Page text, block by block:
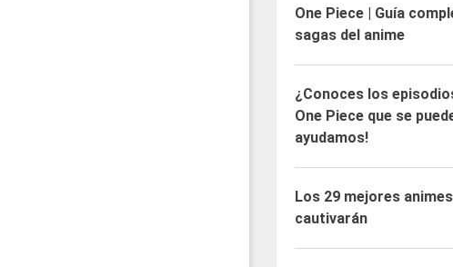
One Piece | Guía
sagas del anime
¿Conoces los
One Piece que se
ayudamos!
Los 29 mejores
cautivarán